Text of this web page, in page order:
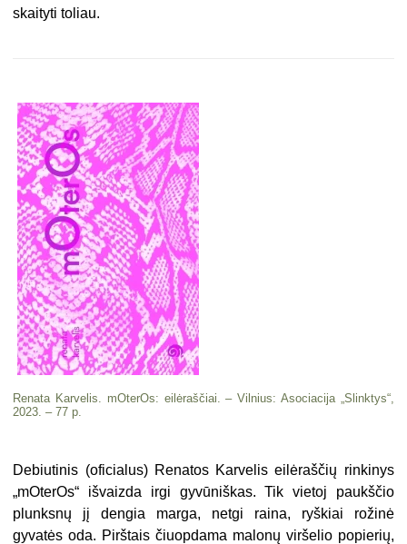
skaityti toliau.
Renata Karvelis. mOterOs: eilėraščiai. – Vilnius: Asociacija „Slinktys“,
2023. – 77 p.
Debiutinis (oficialus) Renatos Karvelis eilėraščių rinkinys
„mOterOs“ išvaizda irgi gyvūniškas. Tik vietoj paukščio
plunksnų jį dengia marga, netgi raina, ryškiai rožinė
gyvatės oda. Pirštais čiuopdama malonų viršelio popierių,